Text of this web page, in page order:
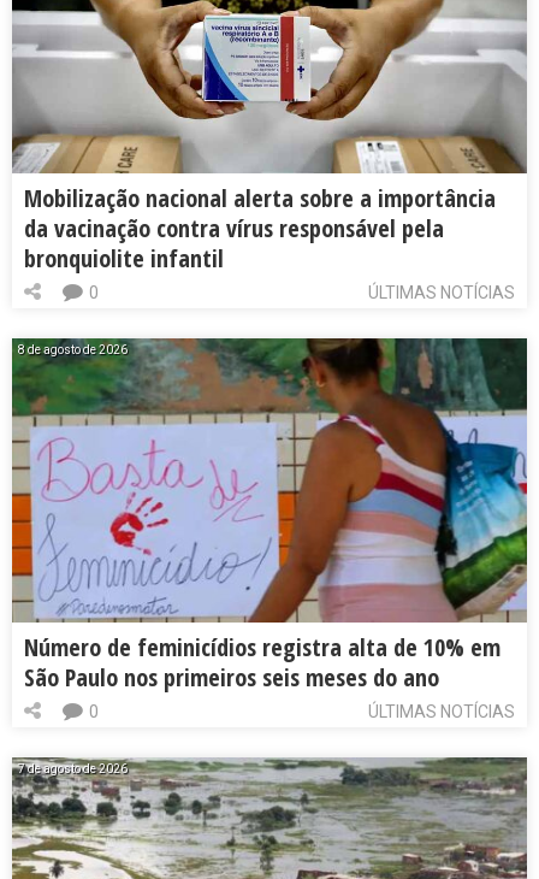
Mobilização nacional alerta sobre a importância
da vacinação contra vírus responsável pela
bronquiolite infantil
ÚLTIMAS NOTÍCIAS
0
8 de agosto de 2026
Número de feminicídios registra alta de 10% em
São Paulo nos primeiros seis meses do ano
ÚLTIMAS NOTÍCIAS
0
7 de agosto de 2026